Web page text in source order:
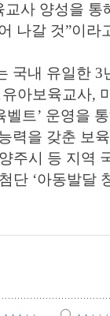
사 양성을 통
나갈 것”이라
국내 유일한 3
아보육교사,
벨트’ 운영을
력을 갖춘 보
주시 등 지역
단 ‘아동발달